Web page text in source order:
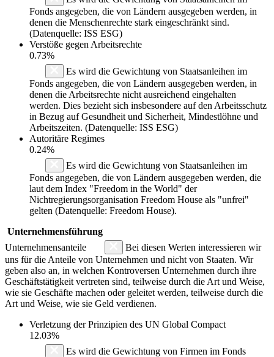
Fonds angegeben, die von Ländern ausgegeben werden, in
denen die Menschenrechte stark eingeschränkt sind.
(Datenquelle: ISS ESG)
Verstöße gegen Arbeitsrechte
0.73%
Es wird die Gewichtung von Staatsanleihen im
Fonds angegeben, die von Ländern ausgegeben werden, in
denen die Arbeitsrechte nicht ausreichend eingehalten
werden. Dies bezieht sich insbesondere auf den Arbeitsschutz
in Bezug auf Gesundheit und Sicherheit, Mindestlöhne und
Arbeitszeiten. (Datenquelle: ISS ESG)
Autoritäre Regimes
0.24%
Es wird die Gewichtung von Staatsanleihen im
Fonds angegeben, die von Ländern ausgegeben werden, die
laut dem Index "Freedom in the World" der
Nichtregierungsorganisation Freedom House als "unfrei"
gelten (Datenquelle: Freedom House).
Unternehmensführung
Unternehmensanteile
Bei diesen Werten interessieren wir
uns für die Anteile von Unternehmen und nicht von Staaten. Wir
geben also an, in welchen Kontroversen Unternehmen durch ihre
Geschäftstätigkeit vertreten sind, teilweise durch die Art und Weise,
wie sie Geschäfte machen oder geleitet werden, teilweise durch die
Art und Weise, wie sie Geld verdienen.
Verletzung der Prinzipien des UN Global Compact
12.03%
Es wird die Gewichtung von Firmen im Fonds